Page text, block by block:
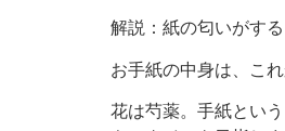
解説：紙の匂いがす
お手紙の中身は、こ
花は芍薬。手紙とい